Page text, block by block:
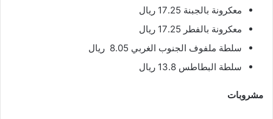
معكرونة بالجبنة 17.25 ريال
معكرونة بالفطر 17.25 ريال
سلطة ملفوف الجنوب الغربي 8.05 ريال
سلطة البطاطس 13.8 ريال
مشروبات